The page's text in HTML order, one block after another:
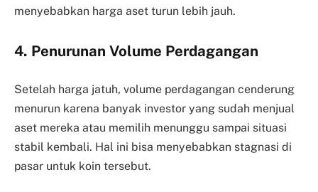
menyebabkan harga aset turun lebih jauh.
4. Penurunan Volume Perdagangan
Setelah harga jatuh, volume perdagangan cenderung
menurun karena banyak investor yang sudah menjual
aset mereka atau memilih menunggu sampai situasi
stabil kembali. Hal ini bisa menyebabkan stagnasi di
pasar untuk koin tersebut.